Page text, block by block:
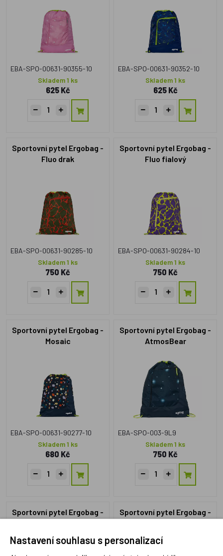
EBA-SPO-00631-90355-10
Skladem 1 ks
625 Kč
EBA-SPO-00631-90352-10
Skladem 1 ks
625 Kč
Sportovní pytel Ergobag -
Fluo drak
EBA-SPO-00631-90285-10
Skladem 1 ks
750 Kč
Sportovní pytel Ergobag -
Fluo fialový
EBA-SPO-00631-90284-10
Skladem 1 ks
750 Kč
Sportovní pytel Ergobag -
Mosaic
EBA-SPO-00631-90277-10
Skladem 1 ks
680 Kč
Sportovní pytel Ergobag -
AtmosBear
EBA-SPO-003-9L9
Skladem 1 ks
750 Kč
Sportovní pytel Ergobag -
Sportovní pytel Ergobag -
Nastavení souhlasu s personalizací